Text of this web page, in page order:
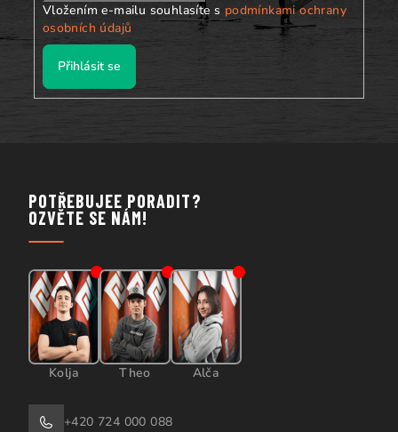
Vložením e-mailu souhlasíte s podmínkami ochrany
osobních údajů
Přihlásit se
POTŘEBUJEE PORADIT?
OZVĚTE SE NÁM!
Kolja Theo Alča
+420 724 000 088